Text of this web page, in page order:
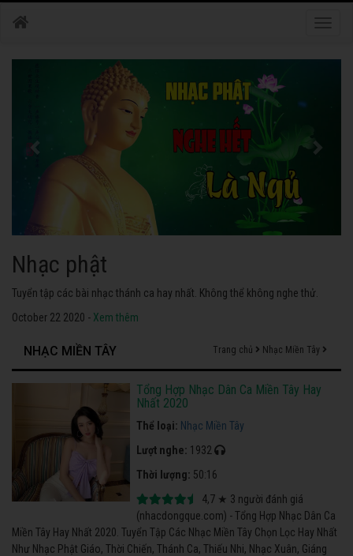
Nhạc phật
Tuyển tập các bài nhạc thánh ca hay nhất. Không thể không nghe thử.
October 22 2020 - Xem thêm
NHẠC MIỀN TÂY Trang chủ Nhạc Miền Tây
Tổng Hợp Nhạc Dân Ca Miền Tây Hay
Nhất 2020
Thể loại: Nhạc Miền Tây
Lượt nghe: 1932
Thời lượng: 50:16
4,7 ★ 3 người đánh giá
(nhacdongque.com) - Tổng Hợp Nhạc Dân Ca
Miền Tây Hay Nhất 2020. Tuyển Tập Các Nhạc Miền Tây Chọn Lọc Hay Nhất
Như Nhạc Phật Giáo, Thời Chiến, Thánh Ca, Thiếu Nhi, Nhạc Xuân, Giáng